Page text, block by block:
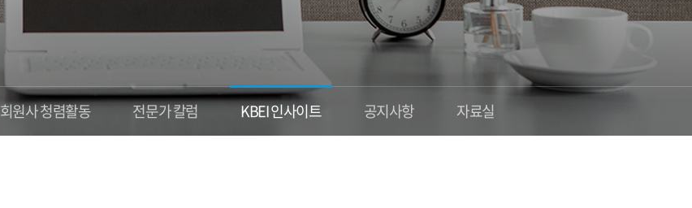
회원사 청렴활동 전문가 칼럼 KBEI 인사이트 공지사항 자료실